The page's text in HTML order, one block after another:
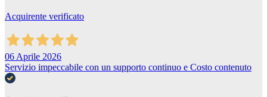
Acquirente verificato
06 Aprile 2026
Servizio impeccabile con un supporto continuo e Costo contenuto